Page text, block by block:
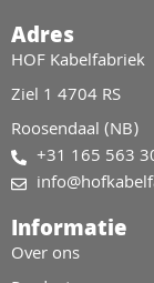
Adres
HOF Kabelfabriek
Ziel 1 4704 RS
Roosendaal (NB)
+31 165 563
Informatie
Over ons